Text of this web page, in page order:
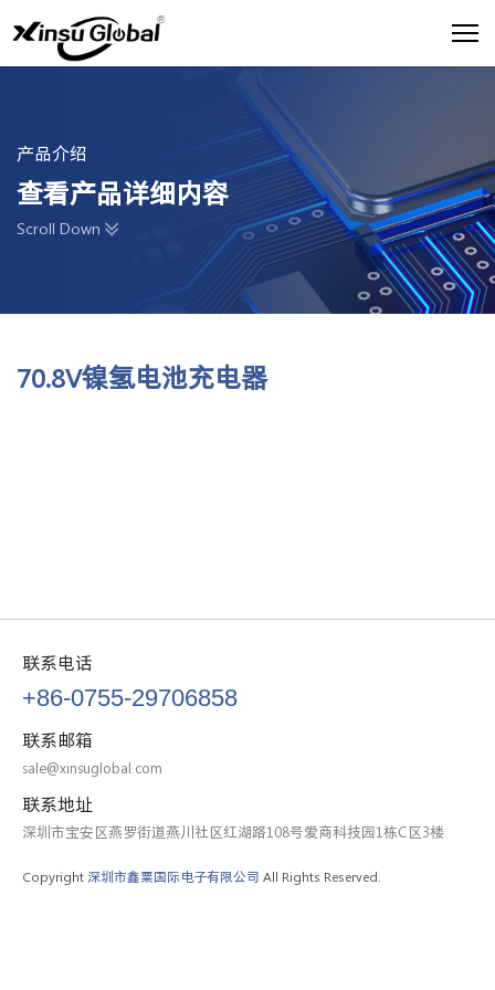
产品介绍
查看产品详细内容
Scroll Down
70.8V镍氢电池充电器
联系电话
+86-0755-29706858
联系邮箱
sale@xinsuglobal.com
联系地址
深圳市宝安区燕罗街道燕川社区红湖路108号爱商科技园1栋C区3楼
Copyright 深圳市鑫粟国际电子有限公司 All Rights Reserved.